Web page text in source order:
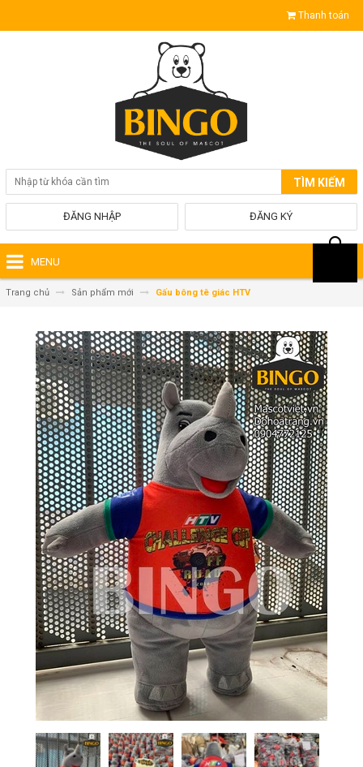
Thanh toán
TÌM KIẾM
ĐĂNG KÝ
ĐĂNG NHẬP
MENU
Trang chủ Sản phẩm mới Gấu bông tê giác HTV